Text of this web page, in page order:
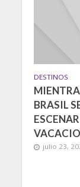
DESTINOS
BRASIL
julio 23,